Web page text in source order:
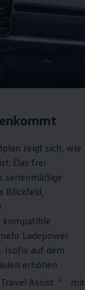
zeigt sich, wie
ist: Das frei
serienmäßige
Blickfeld,
kompatible
Ladepower
Isofix auf dem
erhöhen
Assist
1
mit